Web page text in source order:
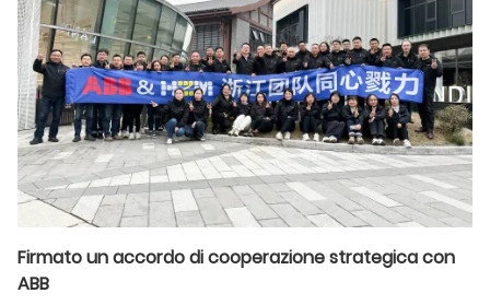
Firmato un accordo di cooperazione strategica con
ABB